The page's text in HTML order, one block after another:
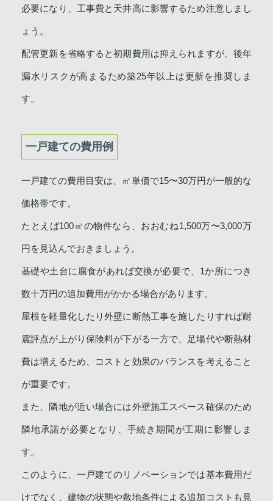
必要になり、工事費と天井高に影響するため注意しまし
ょう。
配管更新を省略すると初期費用は抑えられますが、後年
漏水リスクが高まるため築25年以上は更新を推奨しま
す。
一戸建ての費用例
一戸建ての費用目安は、㎡単価で15〜30万円が一般的な
価格帯です。
たとえば100㎡の物件なら、おおむね1,500万〜3,000万
円を見込んでおきましょう。
基礎や土台に腐食があれば交換が必要で、1か所につき
数十万円の追加費用がかかる場合があります。
屋根を軽量化したり外壁に断熱工事を施したりすれば耐
震評点が上がり保険料が下がる一方で、足場代や断熱材
費は増えるため、コストと効果のバランスを考えること
が重要です。
また、隣地が近い場合には外壁施工スペース確保のため
隣地承諾が必要となり、手続き期間が工期に影響しま
す。
このように、一戸建てのリノベーションでは基本費用だ
けでなく、建物の状態や敷地条件による追加コストも見